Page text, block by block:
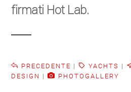
firmati Hot Lab.
PRECEDENTE | YACHTS |
DESIGN | PHOTOGALLERY